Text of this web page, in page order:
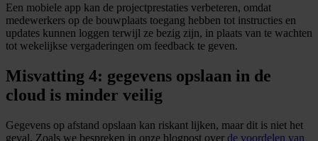
Een mobiele app kan de projectprestaties verbeteren, omdat
medewerkers op de bouwplaats toegang hebben tot instructies en
updates kunnen loggen terwijl ze bezig zijn, in plaats van te wachten
tot wekelijkse vergaderingen om feedback te geven.
Misvatting 4: gegevens opslaan in de
cloud is minder veilig
Gegevens op afstand opslaan kan riskant lijken, maar dit is niet het
geval. Zoals we bespreken in onze blogpost over de voordelen van